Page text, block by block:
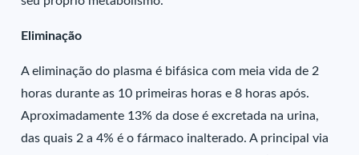
Eliminação
A eliminação do plasma é bifásica com meia vida de 2
horas durante as 10 primeiras horas e 8 horas após.
Aproximadamente 13% da dose é excretada na urina,
das quais 2 a 4% é o fármaco inalterado. A principal via